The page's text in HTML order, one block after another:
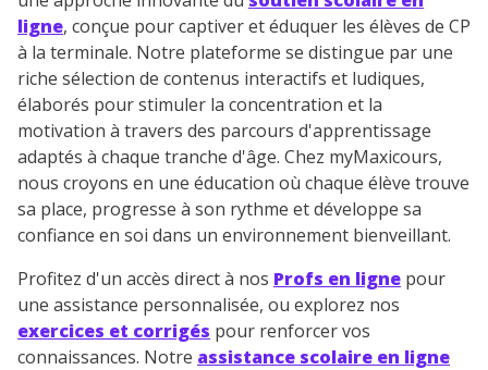
ligne, conçue pour captiver et éduquer les élèves de CP
à la terminale. Notre plateforme se distingue par une
riche sélection de contenus interactifs et ludiques,
élaborés pour stimuler la concentration et la
motivation à travers des parcours d'apprentissage
adaptés à chaque tranche d'âge. Chez myMaxicours,
nous croyons en une éducation où chaque élève trouve
sa place, progresse à son rythme et développe sa
confiance en soi dans un environnement bienveillant.
Profitez d'un accès direct à nos Profs en ligne pour
une assistance personnalisée, ou explorez nos
exercices et corrigés pour renforcer vos
connaissances. Notre assistance scolaire en ligne